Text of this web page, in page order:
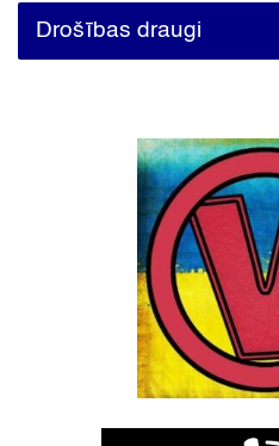
Drošības draugi